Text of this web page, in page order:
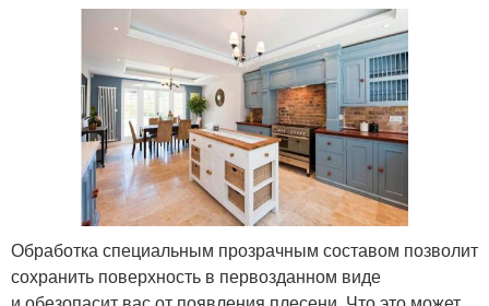
Обработка специальным прозрачным составом позволит
сохранить поверхность в первозданном виде